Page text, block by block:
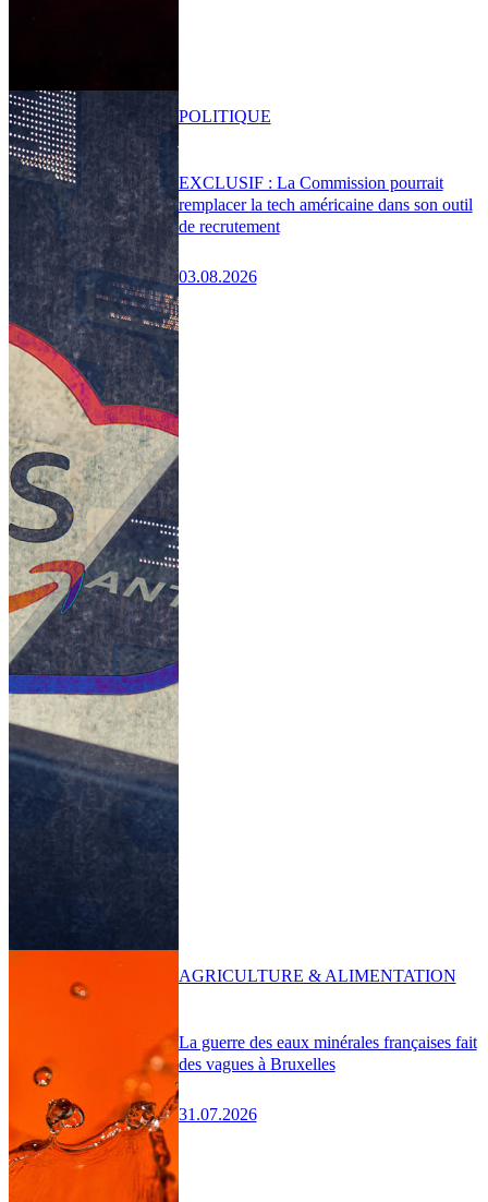
EXCLUSIF : La Commission pourrait
remplacer la tech américaine dans son outil
de recrutement
03.08.2026
POLITIQUE
La guerre des eaux minérales françaises fait
des vagues à Bruxelles
31.07.2026
AGRICULTURE & ALIMENTATION